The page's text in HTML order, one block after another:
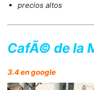
precios altos
CafÃ© de la
3.4 en google